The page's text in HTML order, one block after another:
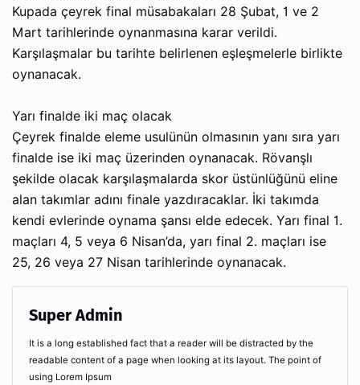
Kupada çeyrek final müsabakaları 28 Şubat, 1 ve 2
Mart tarihlerinde oynanmasına karar verildi.
Karşılaşmalar bu tarihte belirlenen eşleşmelerle birlikte
oynanacak.
Yarı finalde iki maç olacak
Çeyrek finalde eleme usulünün olmasının yanı sıra yarı
finalde ise iki maç üzerinden oynanacak. Rövanşlı
şekilde olacak karşılaşmalarda skor üstünlüğünü eline
alan takımlar adını finale yazdıracaklar. İki takımda
kendi evlerinde oynama şansı elde edecek. Yarı final 1.
maçları 4, 5 veya 6 Nisan’da, yarı final 2. maçları ise
25, 26 veya 27 Nisan tarihlerinde oynanacak.
Super Admin
It is a long established fact that a reader will be distracted by the
readable content of a page when looking at its layout. The point of
using Lorem Ipsum